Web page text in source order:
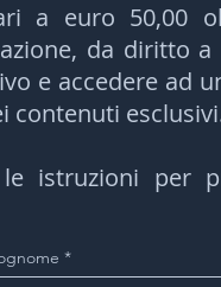
a euro 50,00
da diritto a
e accedere ad
contenuti
istruzioni per